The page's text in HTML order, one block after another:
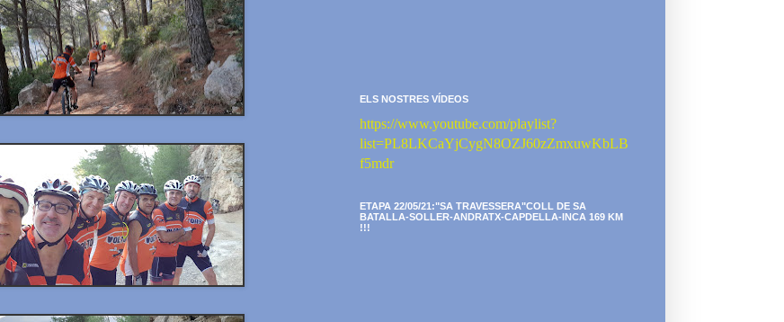
ELS NOSTRES VÍDEOS
https://www.youtube.com/playlist?
list=PL8LKCaYjCygN8OZJ60zZmxuwKbLB
f5mdr
ETAPA 22/05/21:"SA TRAVESSERA"COLL DE SA
BATALLA-SOLLER-ANDRATX-CAPDELLA-INCA 169 KM
!!!